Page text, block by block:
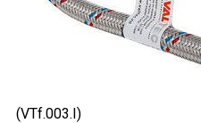
(VTf.003.I)